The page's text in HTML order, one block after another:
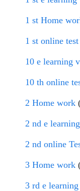
1 st Home
1 st online test
10 e learning
10 th online
2 Home work
2 nd e learning
2 nd online
3 Home work
3 rd e